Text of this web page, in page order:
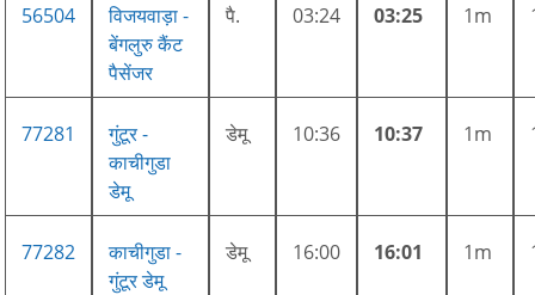
56504
विजयवाड़ा -
बेंगलुरु कैंट
पैसेंजर
पै. 03:24 03:25 1m
77281
गुंटूर -
काचीगुडा
डेमू
डेमू 10:36 10:37 1m
77282
काचीगुडा -
गुंटूर डेमू
डेमू 16:00 16:01 1m